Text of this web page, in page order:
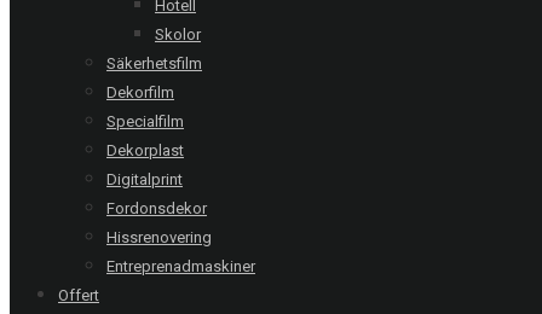
Hotell
Skolor
Säkerhetsfilm
Dekorfilm
Specialfilm
Dekorplast
Digitalprint
Fordonsdekor
Hissrenovering
Entreprenadmaskiner
Offert
Nykvarn | Privat villa
Clarity 30 EXT - 24 glas
Vellinge | Privat villa
Titane 20 EXT - 3 glas